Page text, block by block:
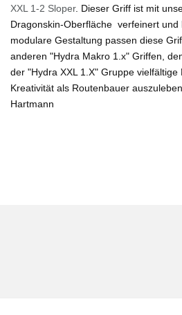
XXL 1-2 Sloper. Dieser Griff ist mit
Dragonskin-Oberfläche verfeinert und
modulare Gestaltung passen diese
anderen "Hydra Makro 1.x" Griffen,
der "Hydra XXL 1.X" Gruppe
Kreativität als Routenbauer
Hartmann